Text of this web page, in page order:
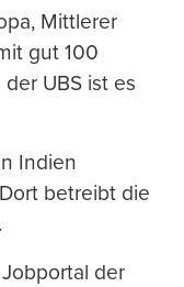
Mittlerer
gut 100
UBS ist es
Indien
betreibt die
der